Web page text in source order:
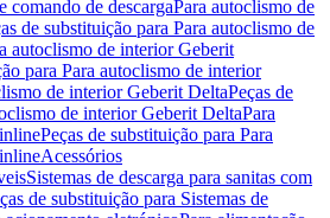
comando de descargaPara autoclismo de
de substituição para Para autoclismo de
autoclismo de interior Geberit
para Para autoclismo de interior
de interior Geberit DeltaPeças de
de interior Geberit DeltaPara
Peças de substituição para Para
Acessórios
Sistemas de descarga para sanitas com
de substituição para Sistemas de